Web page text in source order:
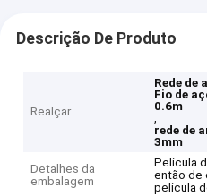
Descrição De Produto
Realçar
Rede de
Fio de
0.6m
,
rede de
3mm
Detalhes da
embalagem
Película
então de
película